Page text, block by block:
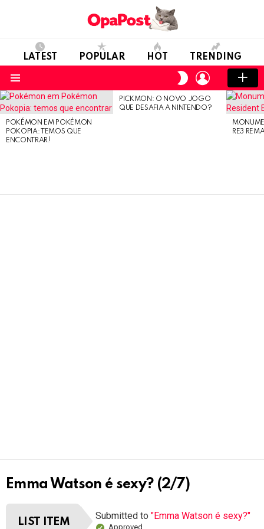
LATEST POPULAR HOT TRENDING
SWITCH
SKIN
LOGIN
LATEST
STORIES
POKÉMON EM POKÉMON
POKOPIA: TEMOS QUE
ENCONTRAR!
PICKMON: O NOVO JOGO
QUE DESAFIA A NINTENDO?
RE3
Emma Watson é sexy? (2/7)
LIST ITEM Submitted to"Emma Watson é sexy?"
Approved